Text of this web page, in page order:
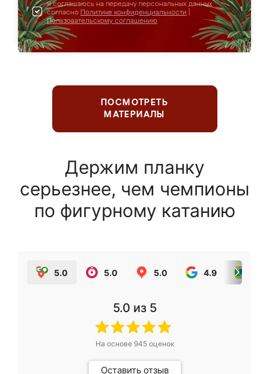
Я соглашаюсь на передачу персональных данных
согласно Политике конфиденциальности
Пользовательскому соглашению
ПОСМОТРЕТЬ
МАТЕРИАЛЫ
Держим планку
серьезнее, чем чемпионы
по фигурному катанию
5.0 5.0 5.0 4.9
5.0 из 5
На основе 945оценок
Оставить отзыв